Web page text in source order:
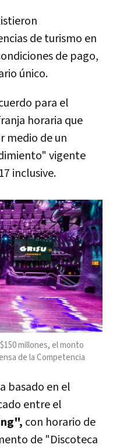
de turismo en
de pago,
único.
para el
horaria que
medio de un
vigente
inclusive.
millones, el monto
de la Competencia
basado en el
entre el
con horario de
de "Discoteca